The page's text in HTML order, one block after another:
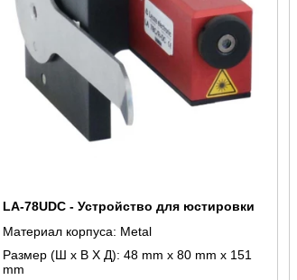
LA-78UDC - Устройство для юстировки
Материал корпуса: Metal
Размер (Ш x В X Д): 48 mm x 80 mm x 151
mm